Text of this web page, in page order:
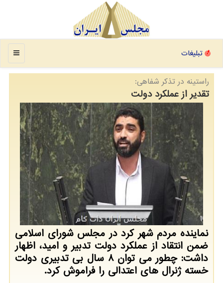
منو تبلیغات
راستینه در تذكر شفاهی:
تقدیر از عملکرد دولت
نماینده مردم شهر کرد در مجلس شورای اسلامی
ضمن انتقاد از عملکرد دولت تدبیر و امید، اظهار
داشت: چطور می توان ۸ سال بی تدبیری دولت
خسته ژنرال های اعتدالی را فراموش کرد.